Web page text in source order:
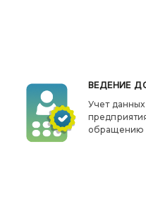
ВЕДЕНИЕ
Учет
обращению